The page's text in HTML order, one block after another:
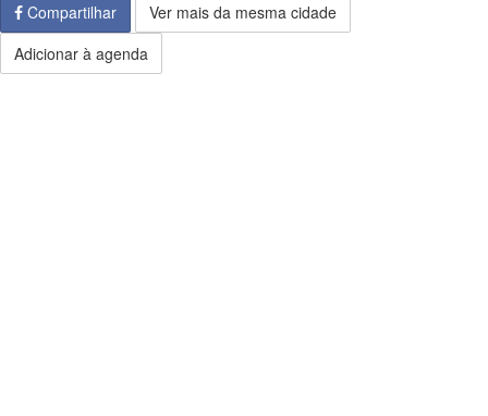
Compartilhar
Ver mais da mesma cidade
Adicionar à agenda